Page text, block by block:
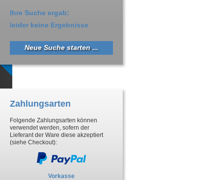
Ihre Suche ergab:
leider keine Ergebnisse
Neue Suche starten ...
Zahlungsarten
Folgende Zahlungsarten können
verwendet werden, sofern der
Lieferant der Ware diese akzeptiert
(siehe Checkout):
Vorkasse